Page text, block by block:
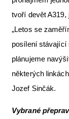
tvoří devět A319,
„Letos se
posílení stávající
plánujeme
některých
Jozef Sinčák.
Vybrané